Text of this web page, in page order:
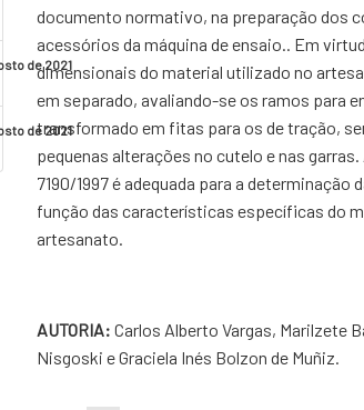
de 2021
de 2021
documento normativo, na preparação dos
acessórios da máquina de ensaio.. Em
dimensionais do material utilizado no
em separado, avaliando-se os ramos para
transformado em fitas para os de tração,
pequenas alterações no cutelo e nas
7190/1997 é adequada para a determinação
função das características específicas do
artesanato.
AUTORIA: Carlos Alberto Vargas, Marilzete
Nisgoski e Graciela Inés Bolzon de Muñiz.